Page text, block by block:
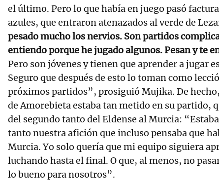
el último. Pero lo que había en juego pasó
azules, que entraron atenazados al verde de
pesado mucho los nervios. Son partidos
entiendo porque he jugado algunos. Pesan y te
Pero son jóvenes y tienen que aprender a jugar
Seguro que después de esto lo toman como
próximos partidos”, prosiguió Mujika. De
de Amorebieta estaba tan metido en su partido,
del segundo tanto del Eldense al Murcia:
tanto nuestra afición que incluso pensaba que
Murcia. Yo solo quería que mi equipo siguiera
luchando hasta el final. O que, al menos, no
lo bueno para nosotros”.